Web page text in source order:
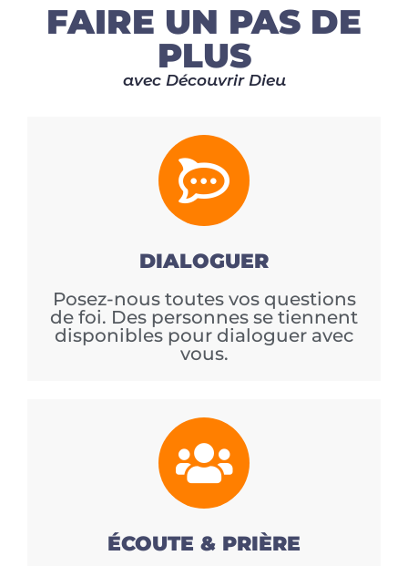
FAIRE UN PAS DE
PLUS
avec Découvrir Dieu
DIALOGUER
Posez-nous toutes vos questions
de foi. Des personnes se tiennent
disponibles pour dialoguer avec
vous.
ÉCOUTE & PRIÈRE